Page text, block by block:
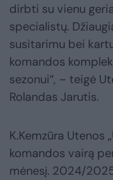
dirbti su vienu
specialistų.
susitarimu bei
komandos
sezonui“, – teigė
Rolandas Jarutis.
K.Kemzūra Utenos
komandos vairą
mėnesį. 2024/